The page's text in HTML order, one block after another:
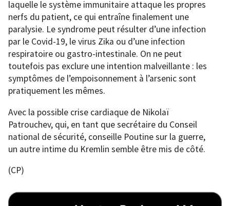
laquelle le système immunitaire attaque les propres
nerfs du patient, ce qui entraîne finalement une
paralysie. Le syndrome peut résulter d’une infection
par le Covid-19, le virus Zika ou d’une infection
respiratoire ou gastro-intestinale. On ne peut
toutefois pas exclure une intention malveillante : les
symptômes de l’empoisonnement à l’arsenic sont
pratiquement les mêmes.
Avec la possible crise cardiaque de Nikolaï
Patrouchev, qui, en tant que secrétaire du Conseil
national de sécurité, conseille Poutine sur la guerre,
un autre intime du Kremlin semble être mis de côté.
(CP)